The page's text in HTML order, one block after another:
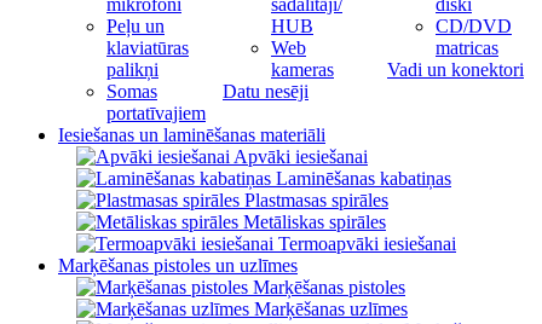
mikrofoni
Peļu un
klaviatūras
palikņi
Somas
portatīvajiem
sadalītāji/
HUB
Web
kameras
Datu nesēji
diski
CD/DVD
matricas
Vadi un konektori
Iesiešanas un laminēšanas materiāli
Apvāki iesiešanai
Laminēšanas kabatiņas
Plastmasas spirāles
Metāliskas spirāles
Termoapvāki iesiešanai
Marķēšanas pistoles un uzlīmes
Marķēšanas pistoles
Marķēšanas uzlīmes